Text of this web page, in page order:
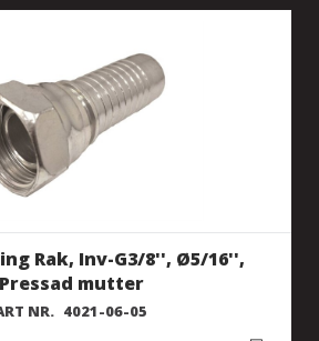
Rak, Inv-G3/8'', Ø5/16'',
Pressad mutter
NR. 4021-06-05